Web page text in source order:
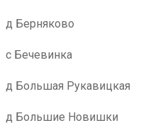
д Берняково
с Бечевинка
д Большая Рукавицкая
д Большие Новишки